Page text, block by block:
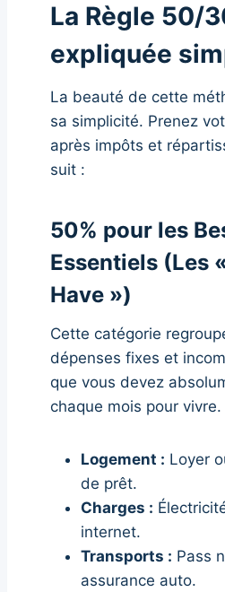
La Règle 50/
expliquée
La beauté de cette
sa simplicité. Prenez
après impôts et
suit :
50% pour les
Essentiels (Les
Have »)
Cette catégorie
dépenses fixes et
que vous devez
chaque mois pour vivre.
Logement : Loyer
de prêt.
Charges :
internet.
Transports : Pass
assurance auto.